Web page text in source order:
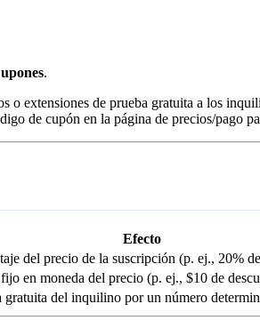
.
o extensiones de prueba gratuita a los
de cupón en la página de precios/pago
Efecto
del precio de la suscripción (p. ej., 20%
en moneda del precio (p. ej., $10 de
gratuita del inquilino por un número